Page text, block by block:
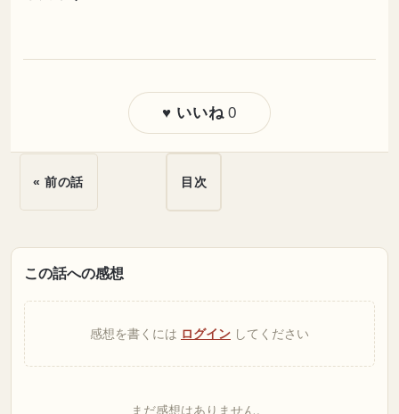
♥ いいね 0
« 前の話 目次
この話への感想
感想を書くには ログイン してください
まだ感想はありません。